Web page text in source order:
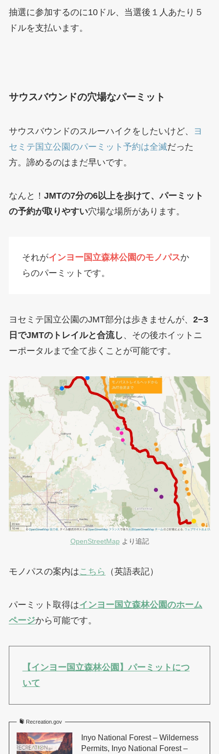
抽選に参加するのに10ドル、当選後１人あたり５
ドルを支払います。
サウスバウンドの穴場なパーミット
サウスバウンドのスルーハイクをしたいけど、
ヨ
セミテ国立公園のパーミット予約は全滅だった
方。諦めるのはまだ早いです。
なんと！ JMTの7分の6以上を歩けて、パーミット
の予約が取りやすい穴場な場所があります。
それがインヨー国立森林公園のモノパスか
らのパーミットです。
ヨセミテ国立公園のJMT部分は歩きませんが、 2−3
日でJMTのトレイルと合流し 、その後ホイットニ
ーポータルまで全て歩くことが可能です。
OpenStreetMap より追記
モノパスの案内はこちら （英語表記）
パーミット取得はインヨー国立森林公園のホーム
ページから可能です。
【インヨー国立森林公園】パーミットにつ
いて
Recreation.gov
Inyo National Forest – Wilderness
Permits, Inyo National Forest –